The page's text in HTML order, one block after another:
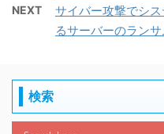
NEXT
サイバー攻撃でシ
るサーバーのラン
検索